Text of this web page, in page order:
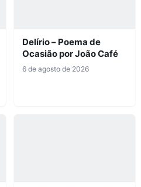
Delírio – Poema de
Ocasião por João Café
6 de agosto de 2026